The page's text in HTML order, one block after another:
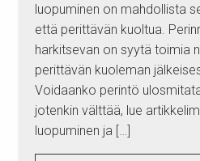
luopuminen on mahdollista
että perittävän kuoltua.
harkitsevan on syytä toimia
perittävän kuoleman
Voidaanko perintö
jotenkin välttää, lue
luopuminen ja […]